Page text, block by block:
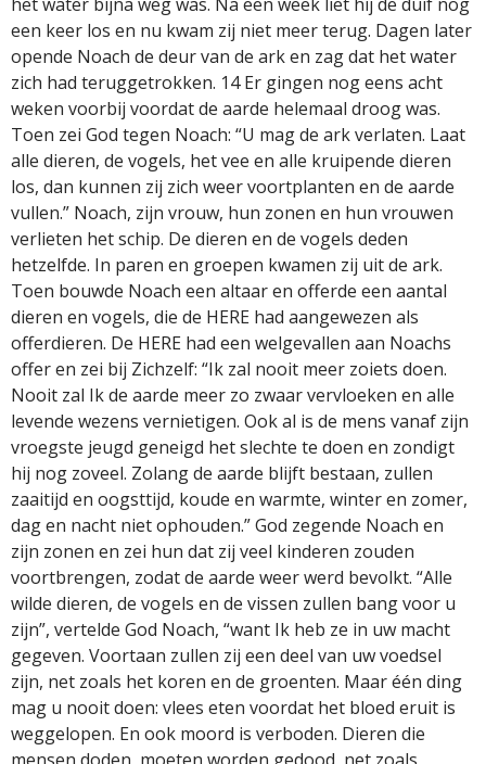
een keer los en nu kwam zij niet meer terug. Dagen later
opende Noach de deur van de ark en zag dat het water
zich had teruggetrokken. 14 Er gingen nog eens acht
weken voorbij voordat de aarde helemaal droog was.
Toen zei God tegen Noach: “U mag de ark verlaten. Laat
alle dieren, de vogels, het vee en alle kruipende dieren
los, dan kunnen zij zich weer voortplanten en de aarde
vullen.” Noach, zijn vrouw, hun zonen en hun vrouwen
verlieten het schip. De dieren en de vogels deden
hetzelfde. In paren en groepen kwamen zij uit de ark.
Toen bouwde Noach een altaar en offerde een aantal
dieren en vogels, die de HERE had aangewezen als
offerdieren. De HERE had een welgevallen aan Noachs
offer en zei bij Zichzelf: “Ik zal nooit meer zoiets doen.
Nooit zal Ik de aarde meer zo zwaar vervloeken en alle
levende wezens vernietigen. Ook al is de mens vanaf zijn
vroegste jeugd geneigd het slechte te doen en zondigt
hij nog zoveel. Zolang de aarde blijft bestaan, zullen
zaaitijd en oogsttijd, koude en warmte, winter en zomer,
dag en nacht niet ophouden.” God zegende Noach en
zijn zonen en zei hun dat zij veel kinderen zouden
voortbrengen, zodat de aarde weer werd bevolkt. “Alle
wilde dieren, de vogels en de vissen zullen bang voor u
zijn”, vertelde God Noach, “want Ik heb ze in uw macht
gegeven. Voortaan zullen zij een deel van uw voedsel
zijn, net zoals het koren en de groenten. Maar één ding
mag u nooit doen: vlees eten voordat het bloed eruit is
weggelopen. En ook moord is verboden. Dieren die
mensen doden, moeten worden gedood, net zoals